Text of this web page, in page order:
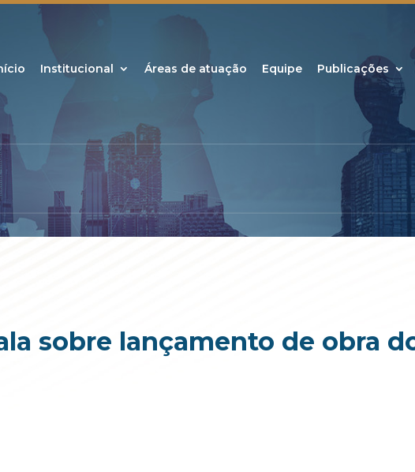
Institucional Áreas de atuação Equipe Publicações
sobre lançamento de obra